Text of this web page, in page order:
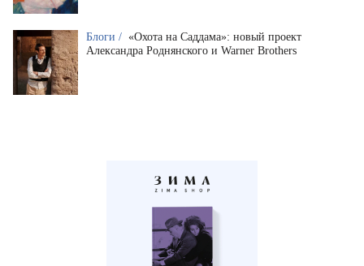
Блоги / «Охота на Саддама»: новый проект
Александра Роднянского и Warner Brothers